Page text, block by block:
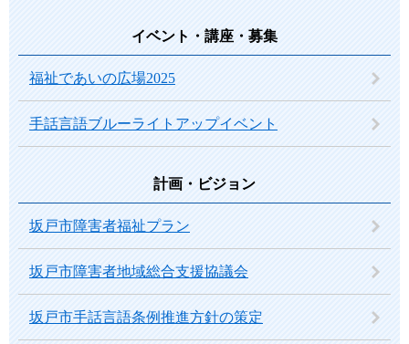
イベント・講座・募集
福祉であいの広場2025
手話言語ブルーライトアップイベント
計画・ビジョン
坂戸市障害者福祉プラン
坂戸市障害者地域総合支援協議会
坂戸市手話言語条例推進方針の策定